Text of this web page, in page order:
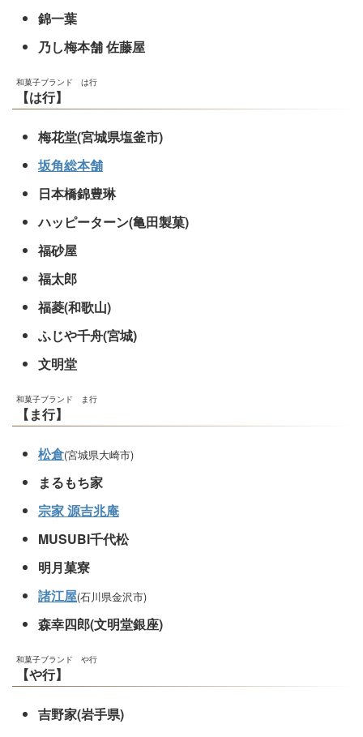
錦一葉
乃し梅本舗 佐藤屋
和菓子ブランド は行
【は行】
梅花堂(宮城県塩釜市)
坂角総本舗
日本橋錦豊琳
ハッピーターン(亀田製菓)
福砂屋
福太郎
福菱(和歌山)
ふじや千舟(宮城)
文明堂
和菓子ブランド ま行
【ま行】
松倉(宮城県大崎市)
まるもち家
宗家 源吉兆庵
MUSUBI千代松
明月菓寮
諸江屋(石川県金沢市)
森幸四郎(文明堂銀座)
和菓子ブランド や行
【や行】
吉野家(岩手県)